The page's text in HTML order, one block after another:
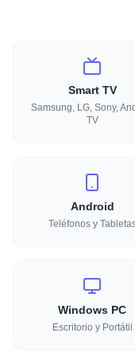
Smart TV
Samsung, LG, Sony,
TV
Android
Teléfonos y
Windows PC
Escritorio y Portátil